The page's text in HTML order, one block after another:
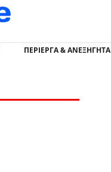
ΠΕΡΊΕΡΓΑ & ΑΝΕΞΉΓΗΤΑ